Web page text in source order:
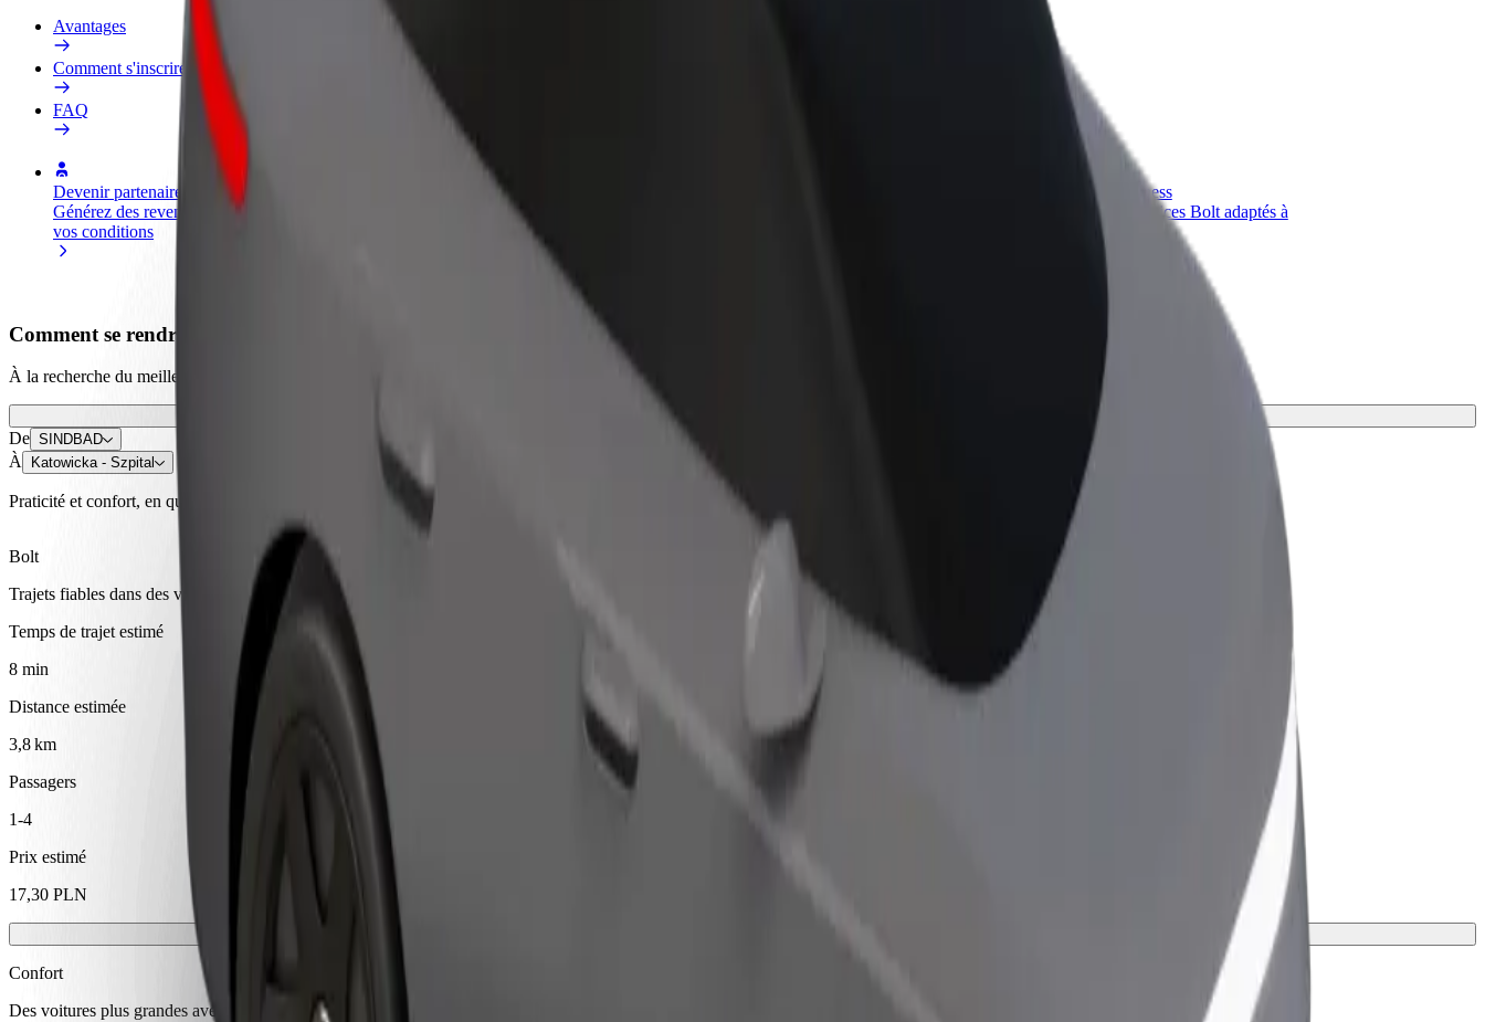
Avantages
Comment s'inscrire
FAQ
Devenir partenaire chauffeur
Générez des revenus selon
vos conditions
Livrez des repas et générez des revenus
Atteignez plus de clients et
augmentez vos revenus
Bolt for Business
Produits et services Bolt adaptés à
votre entreprise
Comment se rendre de SINDBAD à Katowicka - Szpital
À la recherche du meilleur trajet entre SINDBAD et Katowicka - Szpital ? Explorez nos services et trouvez celui qui vous convient le mieux.
De SINDBAD
À Katowicka - Szpital
Praticité et confort, en quelques clics !
Bolt
Trajets fiables dans des voitures classiques de taille moyenne.
Temps de trajet estimé
8 min
Distance estimée
3,8 km
Passagers
1-4
Prix estimé
17,30 PLN
Confort
Des voitures plus grandes avec plus d'espace pour les jambes et plus de rangement